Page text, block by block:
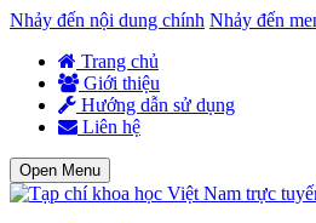
Nhảy đến nội dung chính Nhảy đến
Trang chủ
Giới thiệu
Hướng dẫn sử dụng
Liên hệ
Open Menu